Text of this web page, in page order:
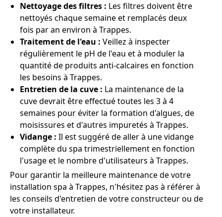
Nettoyage des filtres : Les filtres doivent être
nettoyés chaque semaine et remplacés deux
fois par an environ à Trappes.
Traitement de l'eau : Veillez à inspecter
régulièrement le pH de l'eau et à moduler la
quantité de produits anti-calcaires en fonction
les besoins à Trappes.
Entretien de la cuve : La maintenance de la
cuve devrait être effectué toutes les 3 à 4
semaines pour éviter la formation d'algues, de
moisissures et d'autres impuretés à Trappes.
Vidange : Il est suggéré de aller à une vidange
complète du spa trimestriellement en fonction
l'usage et le nombre d'utilisateurs à Trappes.
Pour garantir la meilleure maintenance de votre
installation spa à Trappes, n'hésitez pas à référer à
les conseils d'entretien de votre constructeur ou de
votre installateur.